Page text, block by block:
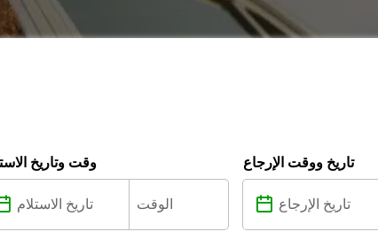
وقت وتاريخ تاريخ ووقت الإرجاع